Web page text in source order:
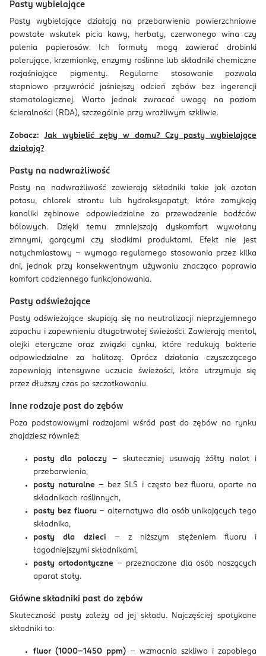
Pasty wybielające
Pasty wybielające działają na przebarwienia powierzchniowe
powstałe wskutek picia kawy, herbaty, czerwonego wina czy
palenia papierosów. Ich formuły mogą zawierać drobinki
polerujące, krzemionkę, enzymy roślinne lub składniki chemiczne
rozjaśniające pigmenty. Regularne stosowanie pozwala
stopniowo przywrócić jaśniejszy odcień zębów bez ingerencji
stomatologicznej. Warto jednak zwracać uwagę na poziom
ścieralności (RDA), szczególnie przy wrażliwym szkliwie.
Zobacz: Jak wybielić zęby w domu? Czy pasty wybielające
działają?
Pasty na nadwrażliwość
Pasty na nadwrażliwość zawierają składniki takie jak azotan
potasu, chlorek strontu lub hydroksyapatyt, które zamykają
kanaliki zębinowe odpowiedzialne za przewodzenie bodźców
bólowych. Dzięki temu zmniejszają dyskomfort wywołany
zimnymi, gorącymi czy słodkimi produktami. Efekt nie jest
natychmiastowy – wymaga regularnego stosowania przez kilka
dni, jednak przy konsekwentnym używaniu znacząco poprawia
komfort codziennego funkcjonowania.
Pasty odświeżające
Pasty odświeżające skupiają się na neutralizacji nieprzyjemnego
zapachu i zapewnieniu długotrwałej świeżości. Zawierają mentol,
olejki eteryczne oraz związki cynku, które redukują bakterie
odpowiedzialne za halitozę. Oprócz działania czyszczącego
zapewniają intensywne uczucie świeżości, które utrzymuje się
przez dłuższy czas po szczotkowaniu.
Inne rodzaje past do zębów
Poza podstawowymi rodzajami wśród past do zębów na rynku
znajdziesz również:
pasty dla palaczy – skuteczniej usuwają żółty nalot i
przebarwienia,
pasty naturalne – bez SLS i często bez fluoru, oparte na
składnikach roślinnych,
pasty bez fluoru– alternatywa dla osób unikających tego
składnika,
pasty dla dzieci – z niższym stężeniem fluoru i
łagodniejszymi składnikami,
pasty ortodontyczne – przeznaczone dla osób noszących
aparat stały.
Główne składniki past do zębów
Skuteczność pasty zależy od jej składu. Najczęściej spotykane
składniki to:
fluor (1000–1450 ppm) – wzmacnia szkliwo i zapobiega